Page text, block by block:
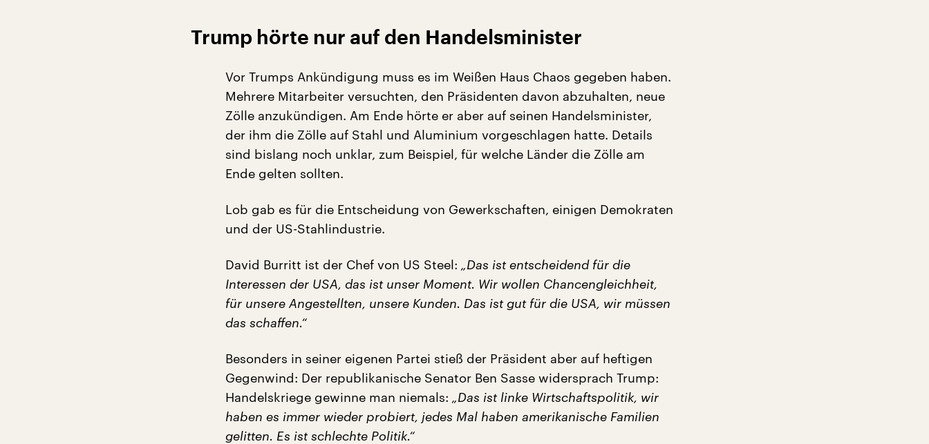
Trump hörte nur auf den Handelsminister
Vor Trumps Ankündigung muss es im Weißen Haus Chaos gegeben haben.
Mehrere Mitarbeiter versuchten, den Präsidenten davon abzuhalten, neue
Zölle anzukündigen. Am Ende hörte er aber auf seinen Handelsminister,
der ihm die Zölle auf Stahl und Aluminium vorgeschlagen hatte. Details
sind bislang noch unklar, zum Beispiel, für welche Länder die Zölle am
Ende gelten sollten.
Lob gab es für die Entscheidung von Gewerkschaften, einigen Demokraten
und der US-Stahlindustrie.
David Burritt ist der Chef von US Steel: „Das ist entscheidend für die
Interessen der USA, das ist unser Moment. Wir wollen Chancengleichheit,
für unsere Angestellten, unsere Kunden. Das ist gut für die USA, wir müssen
das schaffen.“
Besonders in seiner eigenen Partei stieß der Präsident aber auf heftigen
Gegenwind: Der republikanische Senator Ben Sasse widersprach Trump:
Handelskriege gewinne man niemals: „Das ist linke Wirtschaftspolitik, wir
haben es immer wieder probiert, jedes Mal haben amerikanische Familien
gelitten. Es ist schlechte Politik.“